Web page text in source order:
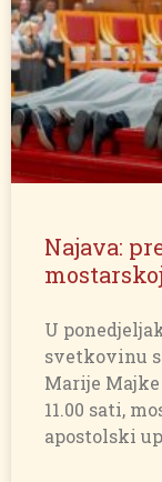
Najava:
U
svetkovinu
Marije
11.00 sati,
apostolski